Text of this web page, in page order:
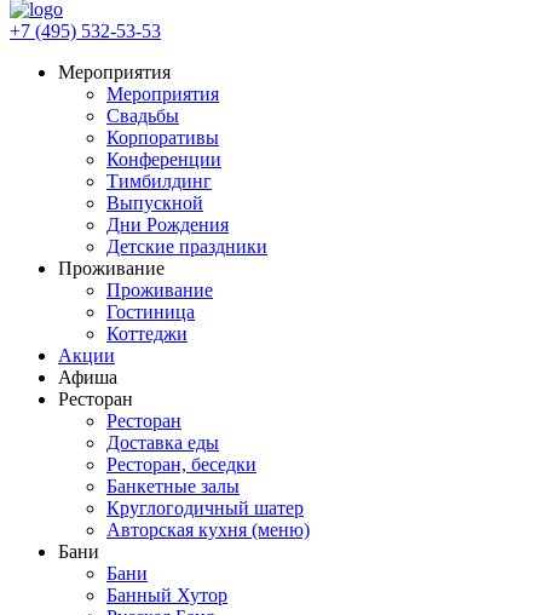
+7 (495) 532-53-53
Мероприятия
Мероприятия
Свадьбы
Корпоративы
Конференции
Тимбилдинг
Выпускной
Дни Рождения
Детские праздники
Проживание
Проживание
Гостиница
Коттеджи
Акции
Афиша
Ресторан
Ресторан
Доставка еды
Ресторан, беседки
Банкетные залы
Круглогодичный шатер
Авторская кухня (меню)
Бани
Бани
Банный Хутор